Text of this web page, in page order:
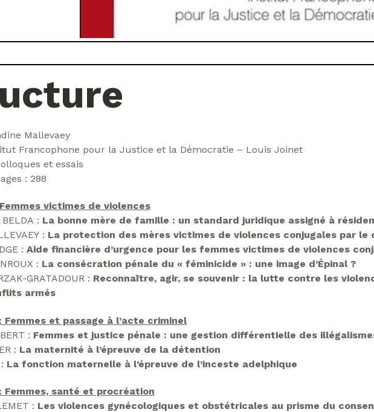
Mallevaey
Francophone pour la Justice et la Démocratie – Louis Joinet
et essais
: 288
victimes de violences
: La bonne mère de famille : un standard juridique assigné à
: La protection des mères victimes de violences conjugales par
: Aide financière d’urgence pour les femmes victimes de violences
: La consécration pénale du « féminicide » : une image d’Épinal ?
GRATADOUR : Reconnaître, agir, se souvenir : la lutte contre les
armés
Femmes et passage à l’acte criminel
: Femmes et justice pénale : une gestion différentielle des
: La maternité à l’épreuve de la détention
La fonction maternelle à l’épreuve de l’inceste adelphique
Femmes, santé et procréation
: Les violences gynécologiques et obstétricales au prisme du